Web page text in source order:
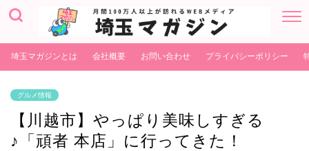
埼玉マガジンとは 会社概要 お問い合わせ プライバシーポリシー
グルメ情報
【川越市】やっぱり美味しすぎる
♪「頑者 本店」に行ってきた！